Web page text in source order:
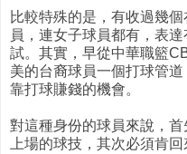
比較特殊的是，有收過幾
員，連女子球員都有，表
試。其實，早從中華職籃
美的台裔球員一個打球管
靠打球賺錢的機會。
對這種身份的球員來說，
上場的球技，其次必須肯